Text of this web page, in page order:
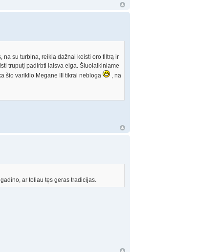
na su turbina, reikia dažnai keisti oro filtrą ir
truputį padirbti laisva eiga. Šiuolaikiniame
šio variklio Megane III tikrai nebloga
, na
ar toliau tęs geras tradicijas.